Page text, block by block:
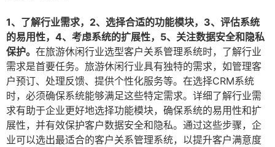
1、了解行业需求，2、选择合适的功能模块，3、评估系统
的易用性，4、考虑系统的扩展性，5、关注数据安全和隐私
保护。 在旅游休闲行业选型客户关系管理系统时，了解行业
需求是首要任务。旅游休闲行业具有独特的需求，如管理客
户预订、处理反馈、提供个性化服务等。在选择CRM系统
时，必须确保系统能够满足这些特定需求。详细了解行业需
求有助于企业更好地选择功能模块，确保系统的易用性和扩
展性，并有效保护客户数据安全和隐私。通过这些步骤，企
业可以选出最适合的客户关系管理系统，以提升客户满意度